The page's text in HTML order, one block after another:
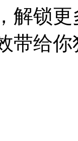
解锁
带给